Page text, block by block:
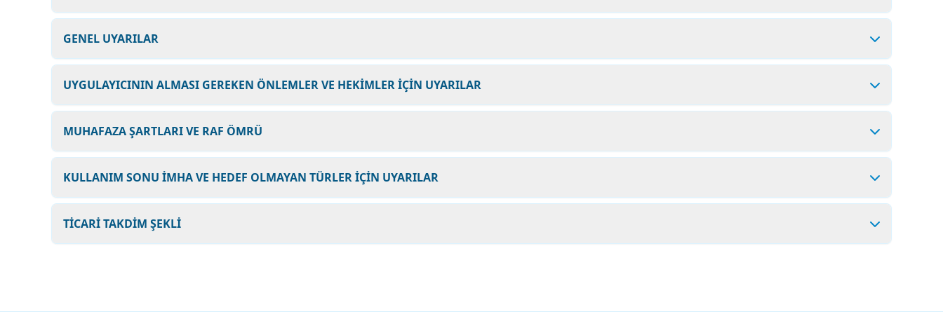
GENEL UYARILAR
UYGULAYICININ ALMASI GEREKEN ÖNLEMLER VE HEKİMLER İÇİN UYARILAR
MUHAFAZA ŞARTLARI VE RAF ÖMRÜ
KULLANIM SONU İMHA VE HEDEF OLMAYAN TÜRLER İÇİN UYARILAR
TİCARİ TAKDİM ŞEKLİ